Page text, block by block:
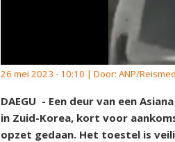
26 mei 2023 - 10:10 | Door: ANP/
DAEGU - Een deur van een
in Zuid-Korea, kort voor
opzet gedaan. Het toestel is